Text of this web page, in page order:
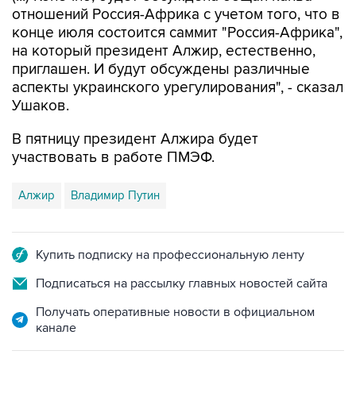
отношений Россия-Африка с учетом того, что в
конце июля состоится саммит "Россия-Африка",
на который президент Алжир, естественно,
приглашен. И будут обсуждены различные
аспекты украинского урегулирования", - сказал
Ушаков.
В пятницу президент Алжира будет
участвовать в работе ПМЭФ.
Алжир Владимир Путин
Купить подписку на профессиональную ленту
Подписаться на рассылку главных новостей сайта
Получать оперативные новости в официальном
канале